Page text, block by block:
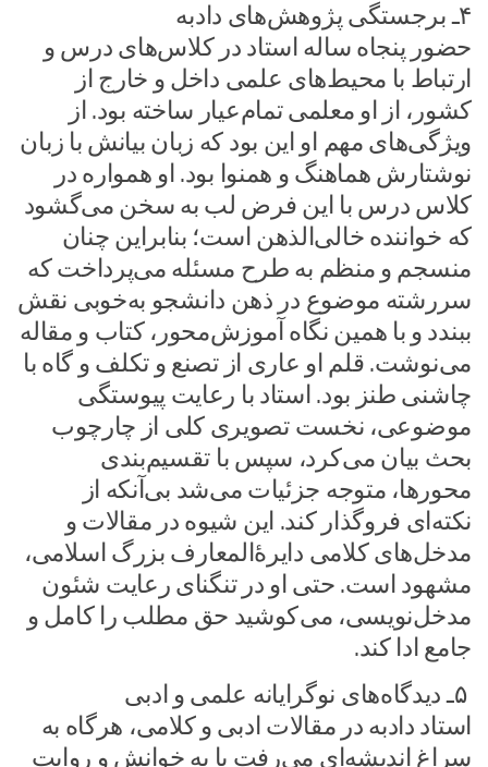
۴ـ برجستگی پژوهش‌های دادبه
حضور پنجاه ساله استاد در کلاس‌های درس و
ارتباط با محیط‌های علمی داخل و خارج از
کشور، از او معلمی تمام‌عیار ساخته بود. از
ویژگی‌های مهم او این بود که زبان بیانش با زبان
نوشتارش هماهنگ و همنوا بود. او همواره در
کلاس درس با این فرض لب به سخن می‌گشود
که خواننده خالی‌الذهن است؛ بنابراین ‌چنان
منسجم و منظم به طرح مسئله می‌پرداخت که
سررشته موضوع در ذهن دانشجو به‌خوبی نقش
ببندد و با همین نگاه آموزش‌محور، کتاب و مقاله
می‌نوشت. قلم او عاری از تصنع و تکلف و گاه با
چاشنی طنز بود. استاد با رعایت پیوستگی
موضوعی، نخست تصویری کلی از چارچوب
بحث بیان می کرد، سپس با تقسیم‌بندی
محورها، متوجه جزئیات می‌شد بی‌آنکه از
نکته‌ای فروگذار کند. این شیوه در مقالات و
مدخل‌های کلامی دایرۀ‌المعارف بزرگ اسلامی،
مشهود است. حتی او در تنگنای رعایت شئون
مدخل‌نویسی، می کوشید حق مطلب را کامل و
جامع ادا کند.
۵ـ دیدگاه‌های نوگرایانه علمی و ادبی
استاد دادبه در مقالات ادبی و کلامی، هرگاه به
سراغ اندیشه‌ای می‌رفت یا به خوانش و روایت